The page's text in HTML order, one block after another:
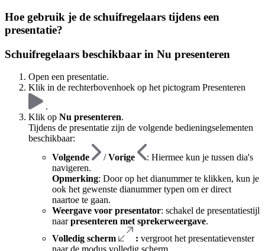
Hoe gebruik je de schuifregelaars tijdens een
presentatie?
Schuifregelaars beschikbaar in Nu presenteren
Open een presentatie.
Klik in de rechterbovenhoek op het pictogram Presenteren
.
Klik op Nu presenteren.
Tijdens de presentatie zijn de volgende bedieningselementen
beschikbaar:
Volgende
/Vorige
: Hiermee kun je tussen dia's
navigeren.
Opmerking: Door op het dianummer te klikken, kun je
ook het gewenste dianummer typen om er direct
naartoe te gaan.
Weergave voor presentator: schakel de presentatiestijl
naarpresenteren met sprekerweergave.
Volledig scherm
: vergroot het presentatievenster